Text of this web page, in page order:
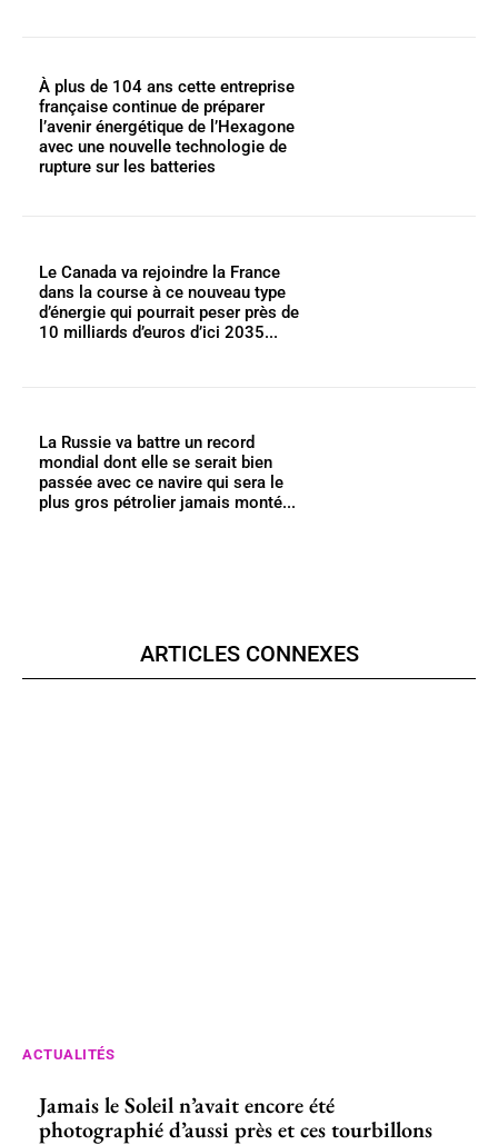
À plus de 104 ans cette entreprise
française continue de préparer
l’avenir énergétique de l’Hexagone
avec une nouvelle technologie de
rupture sur les batteries
Le Canada va rejoindre la France
dans la course à ce nouveau type
d’énergie qui pourrait peser près de
10 milliards d’euros d’ici 2035...
La Russie va battre un record
mondial dont elle se serait bien
passée avec ce navire qui sera le
plus gros pétrolier jamais monté...
ARTICLES CONNEXES
ACTUALITÉS
Jamais le Soleil n’avait encore été
photographié d’aussi près et ces tourbillons